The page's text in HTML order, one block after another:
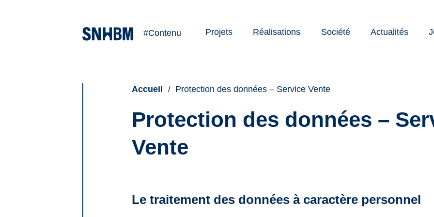
#Contenu Projets Réalisations Société Actualités
Accueil Protection des données – Service Vente
Protection des données –
Vente
Le traitement des données à caractère personnel